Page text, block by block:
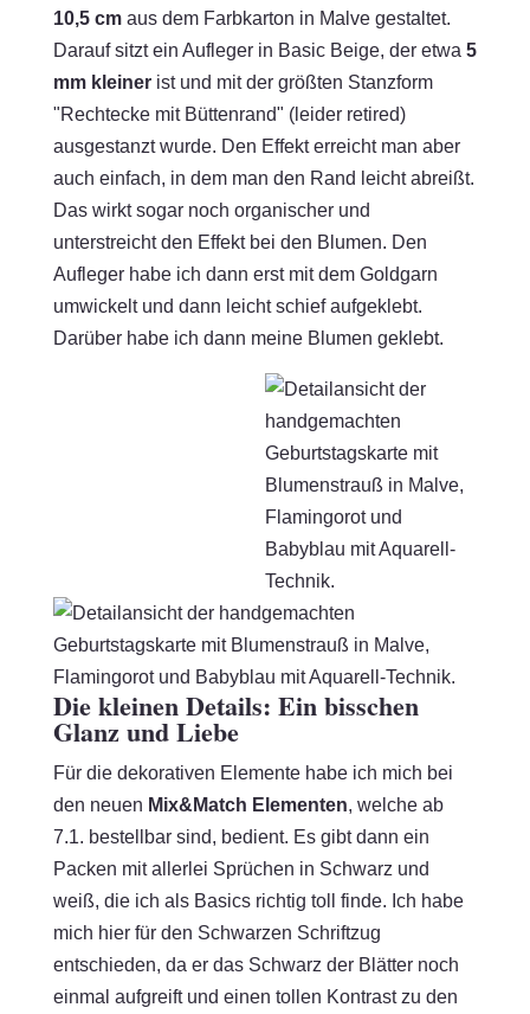
10,5 cmaus dem Farbkarton in Malve gestaltet.
Darauf sitzt ein Aufleger in Basic Beige, der etwa 5
mm kleinerist und mit der größten Stanzform
"Rechtecke mit Büttenrand" (leider retired)
ausgestanzt wurde. Den Effekt erreicht man aber
auch einfach, in dem man den Rand leicht abreißt.
Das wirkt sogar noch organischer und
unterstreicht den Effekt bei den Blumen. Den
Aufleger habe ich dann erst mit dem Goldgarn
umwickelt und dann leicht schief aufgeklebt.
Darüber habe ich dann meine Blumen geklebt.
Die kleinen Details: Ein bisschen
Glanz und Liebe
Für die dekorativen Elemente habe ich mich bei
den neuen Mix&Match Elementen, welche ab
7.1. bestellbar sind, bedient. Es gibt dann ein
Packen mit allerlei Sprüchen in Schwarz und
weiß, die ich als Basics richtig toll finde. Ich habe
mich hier für den Schwarzen Schriftzug
entschieden, da er das Schwarz der Blätter noch
einmal aufgreift und einen tollen Kontrast zu den